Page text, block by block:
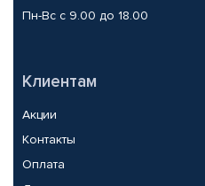
Пн-Вс с 9.00 до 18.00
Клиентам
Акции
Контакты
Оплата